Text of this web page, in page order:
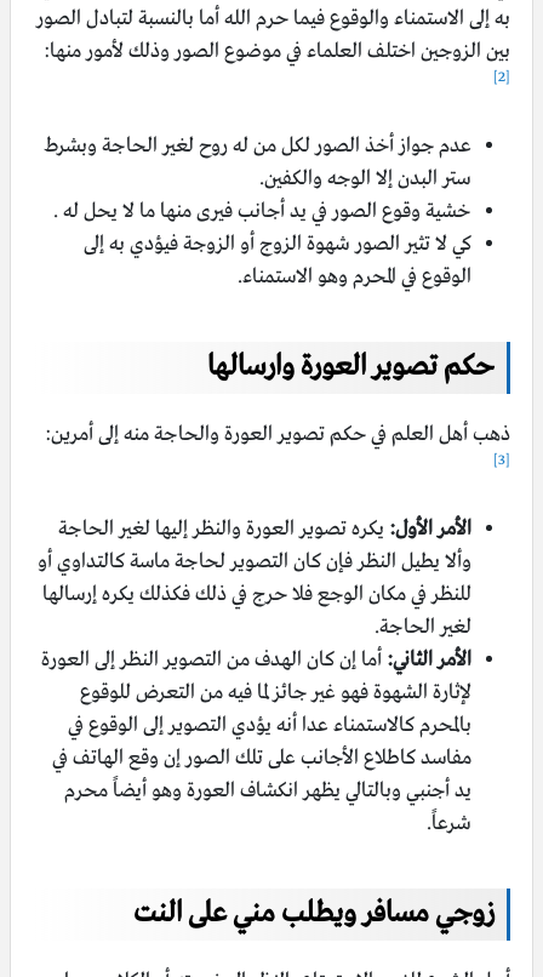
به إلى الاستمناء والوقوع فيما حرم الله أما بالنسبة لتبادل الصور
بين الزوجين اختلف العلماء في موضوع الصور وذلك لأمور منها:
[2]
عدم جواز أخذ الصور لكل من له روح لغير الحاجة وبشرط
ستر البدن إلا الوجه والكفين.
خشية وقوع الصور في يد أجانب فيرى منها ما لا يحل له .
كي لا تثير الصور شهوة الزوج أو الزوجة فيؤدي به إلى
الوقوع في المحرم وهو الاستمناء.
حكم تصوير العورة وارسالها
ذهب أهل العلم في حكم تصوير العورة والحاجة منه إلى أمرين:
[3]
الأمر الأول: يكره تصوير العورة والنظر إليها لغير الحاجة
وألا يطيل النظر فإن كان التصوير لحاجة ماسة كالتداوي أو
للنظر في مكان الوجع فلا حرج في ذلك فكذلك يكره إرسالها
لغير الحاجة.
الأمر الثاني: أما إن كان الهدف من التصوير النظر إلى العورة
لإثارة الشهوة فهو غير جائز لما فيه من التعرض للوقوع
بالمحرم كالاستمناء عدا أنه يؤدي التصوير إلى الوقوع في
مفاسد كاطلاع الأجانب على تلك الصور إن وقع الهاتف في
يد أجنبي وبالتالي يظهر انكشاف العورة وهو أيضاً محرم
شرعاً.
زوجي مسافر ويطلب مني على النت